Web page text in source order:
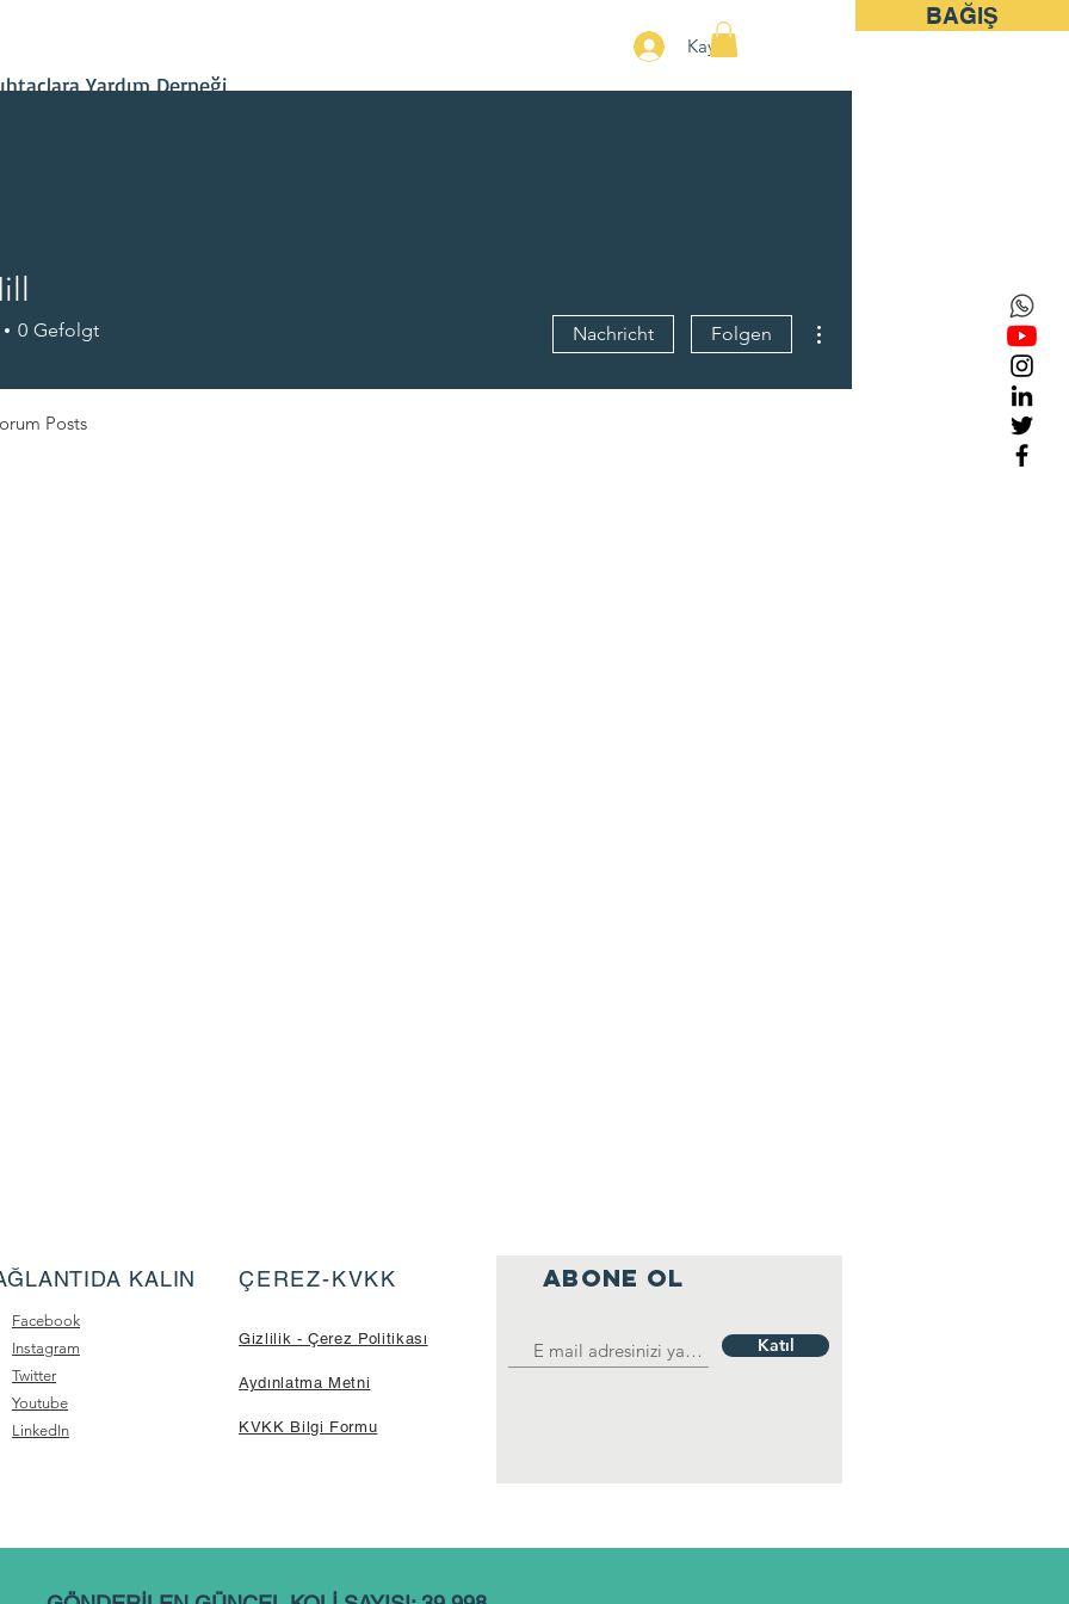
BAĞIŞ
Kayıt
Yardım Derneği
0 Gefolgt Nachricht Folgen
Posts
KALIN
Facebook
Instagram
Twitter
Youtube
LinkedIn
ABONE OL
Katıl
ÇEREZ-KVKK
Gizlilik - Çerez Politikası
Aydınlatma Metni
KVKK Bilgi Formu